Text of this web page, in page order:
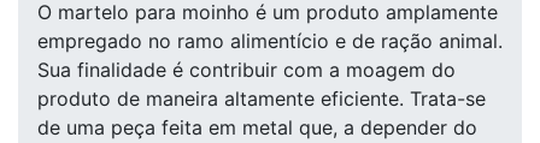
O martelo para moinho é um produto amplamente
empregado no ramo alimentício e de ração animal.
Sua finalidade é contribuir com a moagem do
produto de maneira altamente eficiente. Trata-se
de uma peça feita em metal que, a depender do